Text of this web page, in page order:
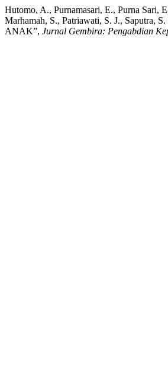
Hutomo, A., Purnamasari, E., Purna
Marhamah, S., Patriawati, S. J.,
ANAK”, Jurnal Gembira: Pengabdian